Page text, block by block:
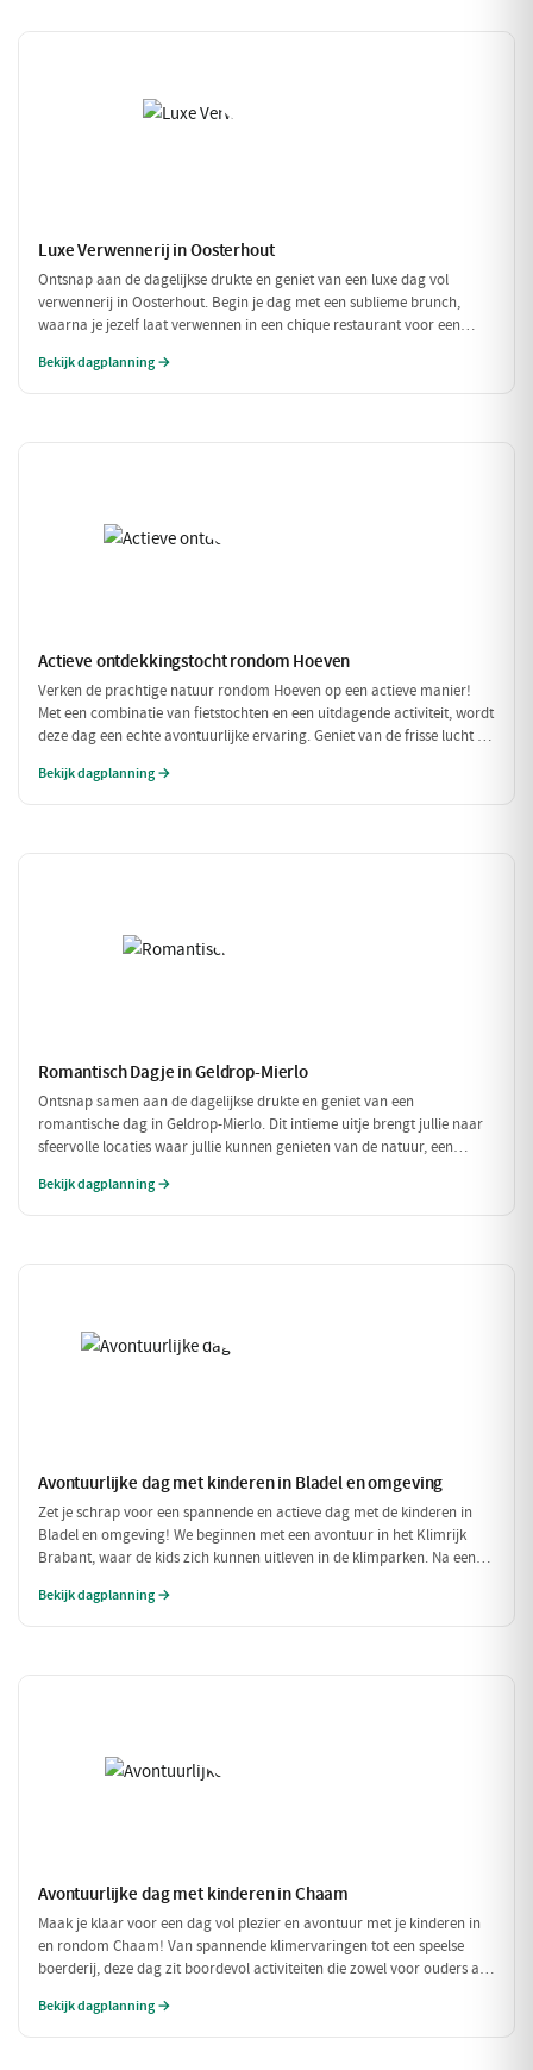
Luxe Verwennerij in Oosterhout
Ontsnap aan de dagelijkse drukte en geniet van een luxe dag vol
verwennerij in Oosterhout. Begin je dag met een sublieme brunch,
waarna je jezelf laat verwennen in een chique restaurant voor een
weg met een bezoek aan een exclusieve wellness. Een dag om nooit te
Bekijk dagplanning →
Actieve ontdekkingstocht rondom Hoeven
Verken de prachtige natuur rondom Hoeven op een actieve manier!
Met een combinatie van fietstochten en een uitdagende activiteit, wordt
deze dag een echte avontuurlijke ervaring. Geniet van de frisse lucht en
Bekijk dagplanning →
Romantisch Dagje in Geldrop-Mierlo
Ontsnap samen aan de dagelijkse drukte en geniet van een
romantische dag in Geldrop-Mierlo. Dit intieme uitje brengt jullie naar
sfeervolle locaties waar jullie kunnen genieten van de natuur, een
de omgeving en elkaar.
Bekijk dagplanning →
Avontuurlijke dag met kinderen in Bladel en omgeving
Zet je schrap voor een spannende en actieve dag met de kinderen in
Bladel en omgeving! We beginnen met een avontuur in het Klimrijk
Brabant, waar de kids zich kunnen uitleven in de klimparken. Na een
heerlijke traktatie bij Milly's IJs Boutique, waar je kunt zien hoe het
Bekijk dagplanning →
Avontuurlijke dag met kinderen in Chaam
Maak je klaar voor een dag vol plezier en avontuur met je kinderen in
en rondom Chaam! Van spannende klimervaringen tot een speelse
boerderij, deze dag zit boordevol activiteiten die zowel voor ouders als
gezellige eetgelegenheden!
Bekijk dagplanning →